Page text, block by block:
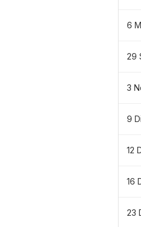
6
29
3
9
12
16
23